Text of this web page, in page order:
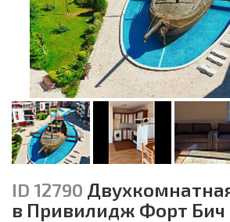
ID 12790
в Привилидж Форт Бич